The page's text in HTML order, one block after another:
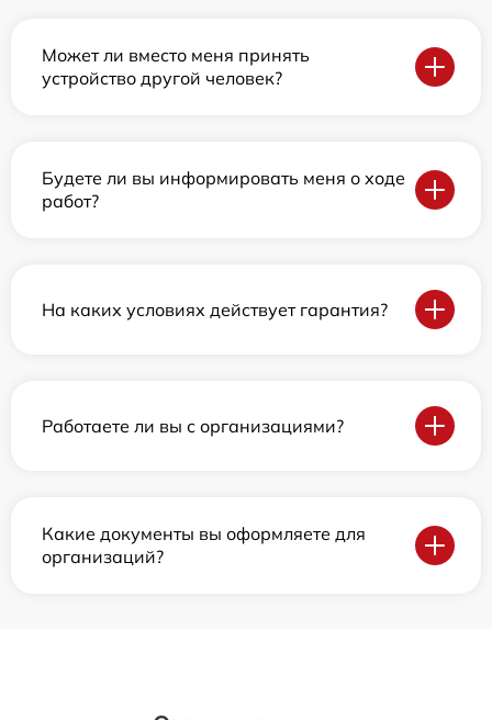
Может ли вместо меня принять
устройство другой человек?
Будете ли вы информировать меня о ходе
работ?
На каких условиях действует гарантия?
Работаете ли вы с организациями?
Какие документы вы оформляете для
организаций?